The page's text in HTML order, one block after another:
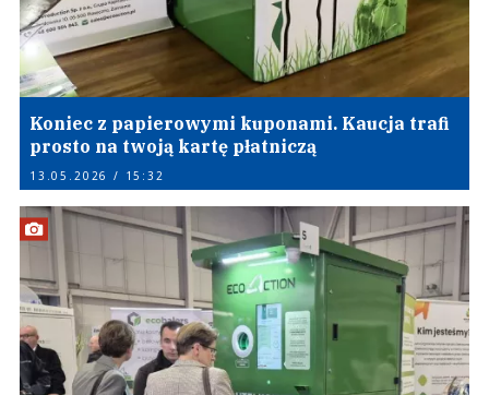
Koniec z papierowymi kuponami. Kaucja trafi
prosto na twoją kartę płatniczą
13.05.2026 / 15:32